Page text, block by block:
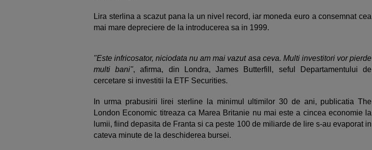
Lira sterlina a scazut pana la un nivel record, iar moneda euro a consemnat cea
mai mare depreciere de la introducerea sa in 1999.
"Este infricosator, niciodata nu am mai vazut asa ceva. Multi investitori vor pierde
multi bani", afirma, din Londra, James Butterfill, seful Departamentului de
cercetare si investitii la ETF Securities.
In urma prabusirii lirei sterline la minimul ultimilor 30 de ani, publicatia The
London Economic titreaza ca Marea Britanie nu mai este a cincea economie la
lumii, fiind depasita de Franta si ca peste 100 de miliarde de lire s-au evaporat in
cateva minute de la deschiderea bursei.